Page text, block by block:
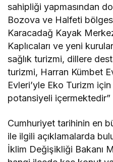
sahipliği yapmasından
Bozova ve Halfeti
Karacadağ Kayak
Kaplıcaları ve yeni
sağlık turizmi, dillere
turizmi, Harran Kümbet
Evleri’yle Eko Turizm için
potansiyeli
Cumhuriyet tarihinin en
ile ilgili açıklamalarda
İklim Değişikliği Bakanı